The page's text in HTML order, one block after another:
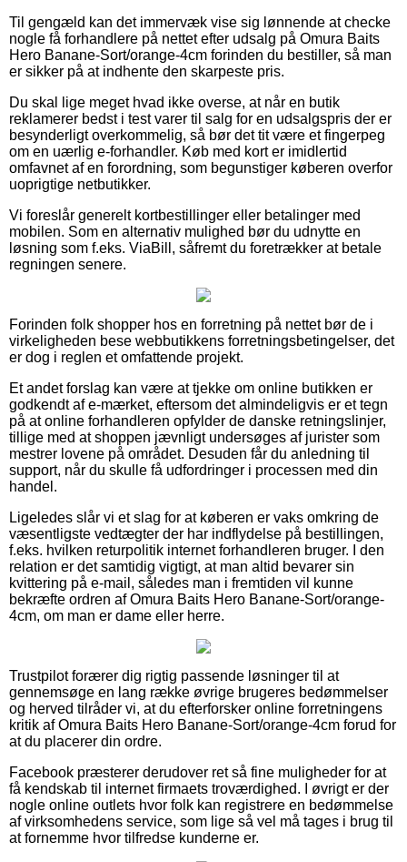
Til gengæld kan det immervæk vise sig lønnende at checke
nogle få forhandlere på nettet efter udsalg på Omura Baits
Hero Banane-Sort/orange-4cm forinden du bestiller, så man
er sikker på at indhente den skarpeste pris.
Du skal lige meget hvad ikke overse, at når en butik
reklamerer bedst i test varer til salg for en udsalgspris der er
besynderligt overkommelig, så bør det tit være et fingerpeg
om en uærlig e-forhandler. Køb med kort er imidlertid
omfavnet af en forordning, som begunstiger køberen overfor
uoprigtige netbutikker.
Vi foreslår generelt kortbestillinger eller betalinger med
mobilen. Som en alternativ mulighed bør du udnytte en
løsning som f.eks. ViaBill, såfremt du foretrækker at betale
regningen senere.
Forinden folk shopper hos en forretning på nettet bør de i
virkeligheden bese webbutikkens forretningsbetingelser, det
er dog i reglen et omfattende projekt.
Et andet forslag kan være at tjekke om online butikken er
godkendt af e-mærket, eftersom det almindeligvis er et tegn
på at online forhandleren opfylder de danske retningslinjer,
tillige med at shoppen jævnligt undersøges af jurister som
mestrer lovene på området. Desuden får du anledning til
support, når du skulle få udfordringer i processen med din
handel.
Ligeledes slår vi et slag for at køberen er vaks omkring de
væsentligste vedtægter der har indflydelse på bestillingen,
f.eks. hvilken returpolitik internet forhandleren bruger. I den
relation er det samtidig vigtigt, at man altid bevarer sin
kvittering på e-mail, således man i fremtiden vil kunne
bekræfte ordren af Omura Baits Hero Banane-Sort/orange-
4cm, om man er dame eller herre.
Trustpilot forærer dig rigtig passende løsninger til at
gennemsøge en lang række øvrige brugeres bedømmelser
og herved tilråder vi, at du efterforsker online forretningens
kritik af Omura Baits Hero Banane-Sort/orange-4cm forud for
at du placerer din ordre.
Facebook præsterer derudover ret så fine muligheder for at
få kendskab til internet firmaets troværdighed. I øvrigt er der
nogle online outlets hvor folk kan registrere en bedømmelse
af virksomhedens service, som lige så vel må tages i brug til
at fornemme hvor tilfredse kunderne er.